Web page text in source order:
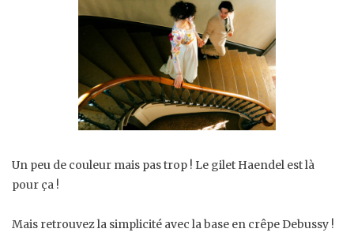
Un peu de couleur mais pas trop ! Le gilet Haendel est là
pour ça !
Mais retrouvez la simplicité avec la base en crêpe Debussy !